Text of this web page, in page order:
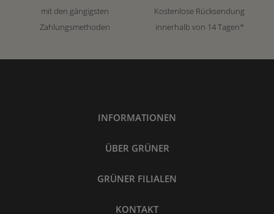
mit den gängigsten
Zahlungsmethoden
Kostenlose Rücksendung
innerhalb von 14 Tagen*
INFORMATIONEN
ÜBER GRÜNER
GRÜNER FILIALEN
KONTAKT